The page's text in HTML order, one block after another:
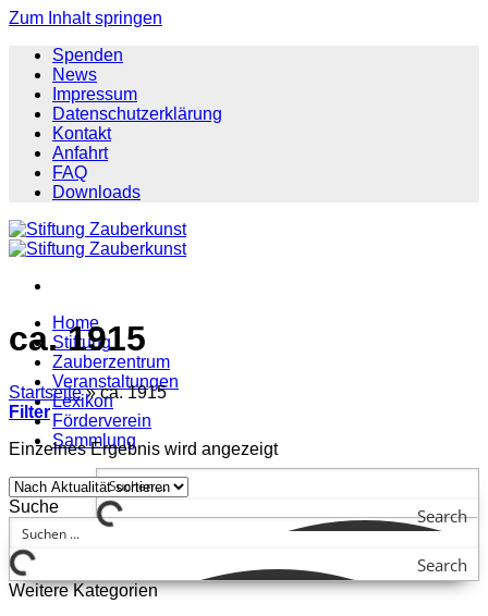
Zum Inhalt springen
Spenden
News
Impressum
Datenschutzerklärung
Kontakt
Anfahrt
FAQ
Downloads
Home
Stiftung
Zauberzentrum
Veranstaltungen
Lexikon
Förderverein
Sammlung
Search
ca. 1915
Startseite » ca. 1915
Filter
Einzelnes Ergebnis wird angezeigt
Suche
Search
Weitere Kategorien